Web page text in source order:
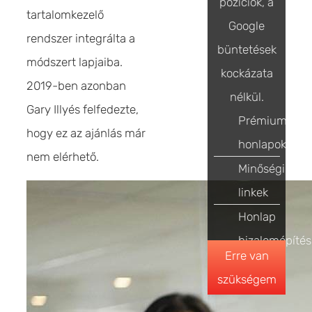
tartalomkezelő
rendszer integrálta a
módszert lapjaiba.
2019-ben azonban
Gary Illyés felfedezte,
hogy ez az ajánlás már
nem elérhető.
Google
büntetések
kockázata
nélkül.
Prémium
honlapok
Minőségi
linkek
Honlap
bizalomépítés
Erre van
szükségem